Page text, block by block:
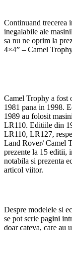
Continuand trecerea
inegalabile ale
sa nu ne oprim la
4×4” – Camel
Camel Trophy a fost
1981 pana in 1998.
1989 au folosit
LR110. Editiile din
LR110, LR127,
Land Rover/ Camel
prezente la 15 editii,
notabila si prezenta
articol viitor.
Despre modelele si
se pot scrie pagini
doar cateva, care au